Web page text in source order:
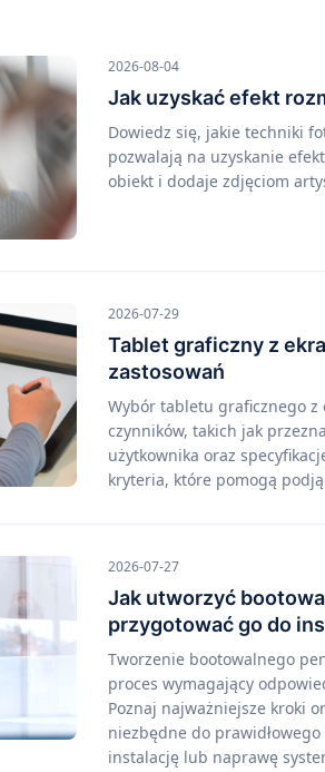
2026-08-04
Jak uzyskać efekt
Dowiedz się, jakie techniki
pozwalają na uzyskanie
obiekt i dodaje zdjęciom
2026-07-29
Tablet graficzny z
zastosowań
Wybór tabletu graficznego
czynników, takich jak
użytkownika oraz
kryteria, które pomogą
2026-07-27
Jak utworzyć
przygotować go do
Tworzenie bootowalnego
proces wymagający
Poznaj najważniejsze kroki
niezbędne do
instalację lub naprawę